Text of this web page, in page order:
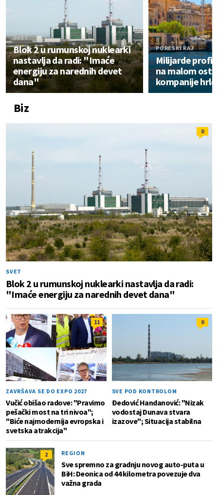
SVET
Blok 2 u rumunskoj nuklearki
nastavlja da radi: "Imaće
energiju za narednih devet
dana"
PORESKI RAJ
Milijarde
na malom
kompanije
Biz
0
SVET
Blok 2 u rumunskoj nuklearki nastavlja da radi:
"Imaće energiju za narednih devet dana"
11
ZAVRŠAVA SE DO EXPO 2027
Vučić obišao radove: "Pravimo
pešački most na tri nivoa";
"Biće najmodernija evropska i
svetska atrakcija"
0
SVE POD KONTROLOM
Đedović Handanović: "Nizak
vodostaj Dunava stvara
izazove"; Situacija stabilna
2 REGION
Sve spremno za gradnju novog auto-puta u
BiH: Deonica od 44 kilometra povezuje dva
važna grada